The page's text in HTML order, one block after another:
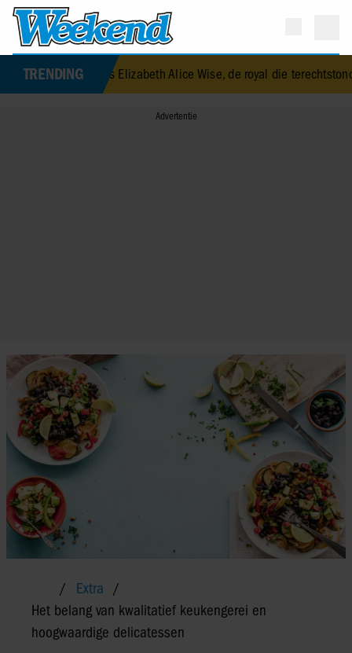
TRENDING
was Elizabeth Alice Wise, de royal die terechtstond voor de dood
Extra
Het belang van kwalitatief keukengerei en
hoogwaardige delicatessen